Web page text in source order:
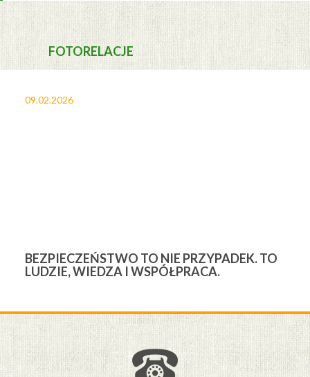
FOTORELACJE
09.02.2026
BEZPIECZEŃSTWO TO NIE PRZYPADEK. TO
LUDZIE, WIEDZA I WSPÓŁPRACA.